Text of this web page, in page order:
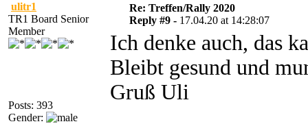
ulitr1
TR1 Board Senior
Member
Posts: 393
Gender:
Re: Treffen/Rally 2020
Reply #9 - 17.04.20 at 14:28:07
Ich denke auch, das
Bleibt gesund und
Gruß Uli